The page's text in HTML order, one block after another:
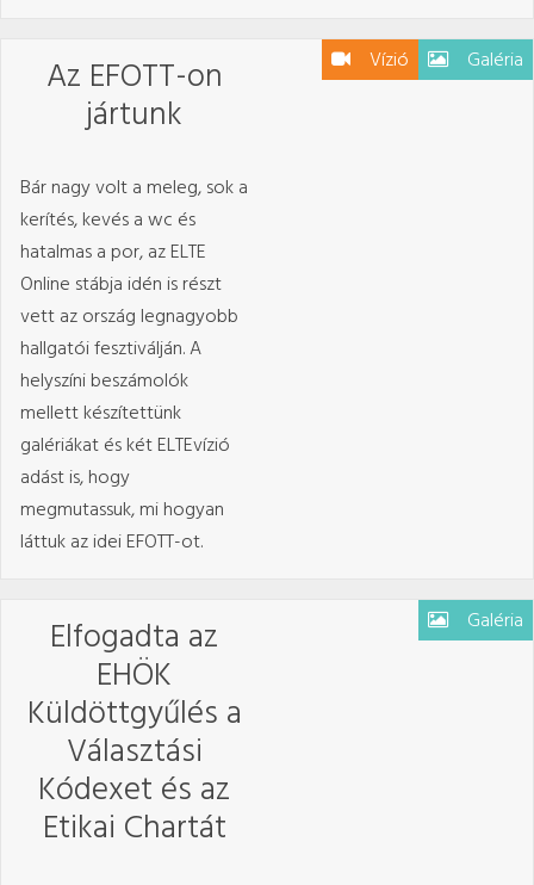
Galéria
Vízió
Az EFOTT-on
jártunk
Bár nagy volt a meleg, sok a
kerítés, kevés a wc és
hatalmas a por, az ELTE
Online stábja idén is részt
vett az ország legnagyobb
hallgatói fesztiválján. A
helyszíni beszámolók
mellett készítettünk
galériákat és két ELTEvízió
adást is, hogy
megmutassuk, mi hogyan
láttuk az idei EFOTT-ot.
Galéria
Elfogadta az
EHÖK
Küldöttgyűlés a
Választási
Kódexet és az
Etikai Chartát